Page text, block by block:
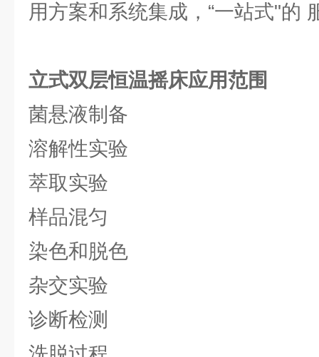
用方案和系统集成，“一站式"的
立式双层恒温摇床应用范围
菌悬液制备
溶解性实验
萃取实验
样品混匀
染色和脱色
杂交实验
诊断检测